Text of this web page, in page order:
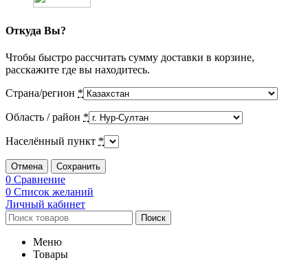
Откуда Вы?
Чтобы быстро рассчитать сумму доставки в корзине,
расскажите где вы находитесь.
Страна/регион *
Область / район *
Населённый пункт *
Отмена Сохранить
0 Сравнение
0 Список желаний
Личный кабинет
Поиск
Меню
Товары